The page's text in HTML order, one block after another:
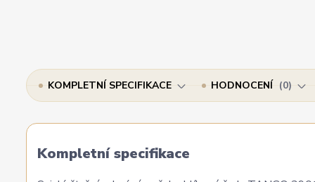
KOMPLETNÍ SPECIFIKACE HODNOCENÍ 0
Kompletní specifikace